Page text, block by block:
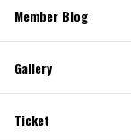
Member Blog
Gallery
Ticket